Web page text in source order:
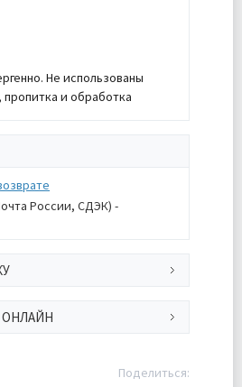
Не использованы
и обработка
России, СДЭК) -
Поделиться: